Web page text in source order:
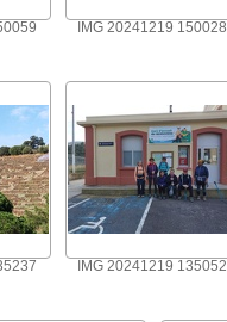
IMG 20241219 150028
IMG 20241219 135052